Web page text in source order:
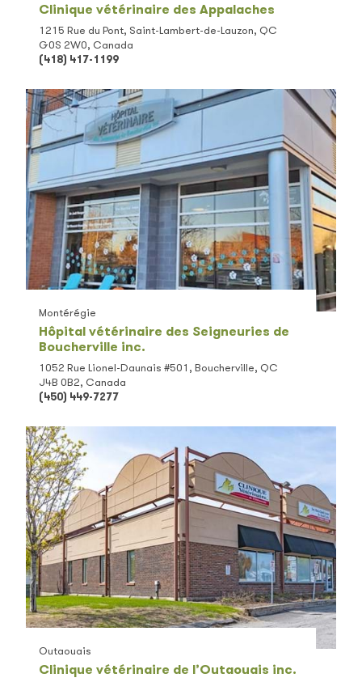
Clinique vétérinaire des Appalaches
1215 Rue du Pont, Saint-Lambert-de-Lauzon, QC
G0S 2W0, Canada
(418) 417-1199
Hôpital vétérinaire des Seigneuries de
Boucherville inc.
Montérégie
1052 Rue Lionel-Daunais #501, Boucherville, QC
J4B 0B2, Canada
(450) 449-7277
Clinique vétérinaire de l’Outaouais inc.
Outaouais